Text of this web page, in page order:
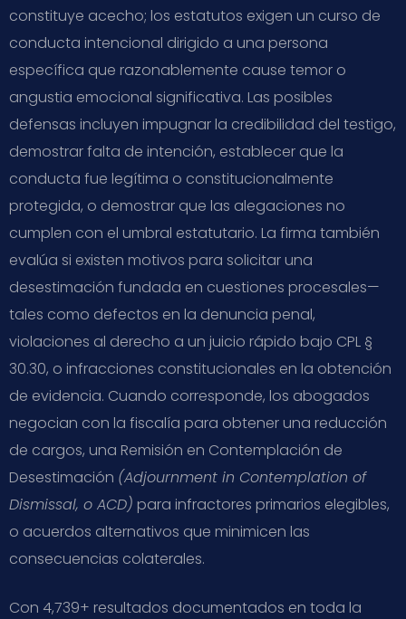
constituye acecho; los estatutos exigen un curso de
conducta intencional dirigido a una persona
específica que razonablemente cause temor o
angustia emocional significativa. Las posibles
defensas incluyen impugnar la credibilidad del testigo,
demostrar falta de intención, establecer que la
conducta fue legítima o constitucionalmente
protegida, o demostrar que las alegaciones no
cumplen con el umbral estatutario. La firma también
evalúa si existen motivos para solicitar una
desestimación fundada en cuestiones procesales—
tales como defectos en la denuncia penal,
violaciones al derecho a un juicio rápido bajo CPL §
30.30, o infracciones constitucionales en la obtención
de evidencia. Cuando corresponde, los abogados
negocian con la fiscalía para obtener una reducción
de cargos, una Remisión en Contemplación de
Desestimación (Adjournment in Contemplation of
Dismissal, o ACD) para infractores primarios elegibles,
o acuerdos alternativos que minimicen las
consecuencias colaterales.
Con 4,739+ resultados documentados en toda la